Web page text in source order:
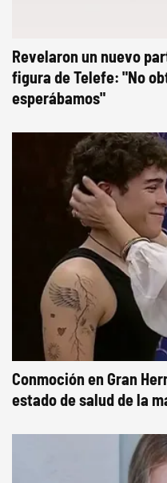
Revelaron un nuevo
figura de Telefe: "No
esperábamos"
Conmoción en Gran
estado de salud de la